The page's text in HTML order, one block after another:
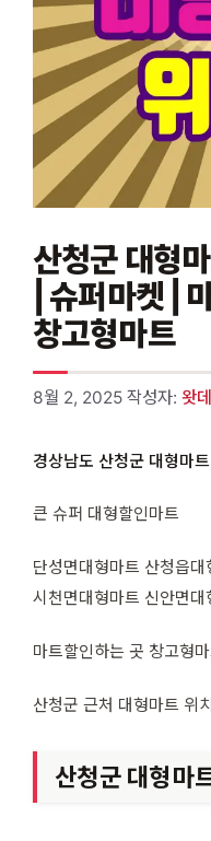
산청군 대형
| 슈퍼마켓 |
창고형마트
8월 2, 2025 작성자: 왓
경상남도 산청군 대형마
큰 슈퍼 대형할인마트
단성면대형마트 산청읍
시천면대형마트 신안면대
마트할인하는 곳 창고형
산청군 근처 대형마트 위
산청군 대형마